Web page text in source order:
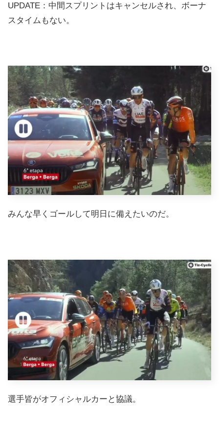
UPDATE：中間スプリントはキャンセルされ、ボーナ
スタイムもない。
みんな早くゴールして明日に備えたいのだ。
選手皆がオフィシャルカーと協議。